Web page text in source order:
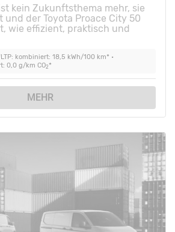
kein Zukunftsthema mehr, sie
und der Toyota Proace City 50
wie effizient, praktisch und
kombiniert: 18,5 kWh/100 km* •
0,0 g/km CO2*
MEHR